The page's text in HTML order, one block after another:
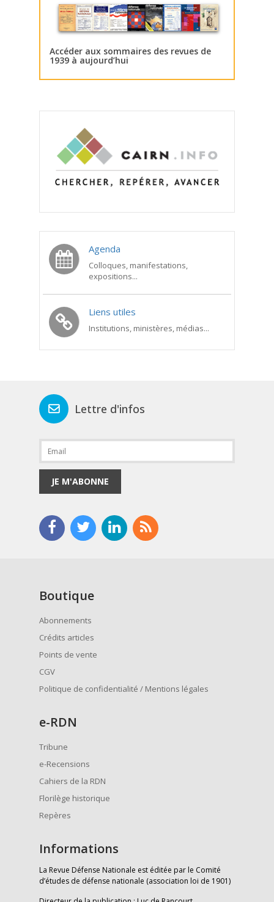
Accéder aux sommaires des revues de
1939 à aujourd’hui
Agenda
Colloques, manifestations,
expositions...
Liens utiles
Institutions, ministères, médias...
Lettre d'infos
JE M'ABONNE
Boutique
Abonnements
Crédits articles
Points de vente
CGV
Politique de confidentialité / Mentions légales
e-RDN
Tribune
e-Recensions
Cahiers de la RDN
Florilège historique
Repères
Informations
La Revue Défense Nationale est éditée par le Comité
d’études de défense nationale (association loi de 1901)